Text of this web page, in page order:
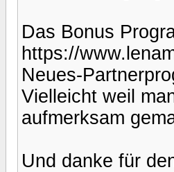
Das Bonus
https://
Neues-
Vielleicht weil
aufmerksam
Und danke für